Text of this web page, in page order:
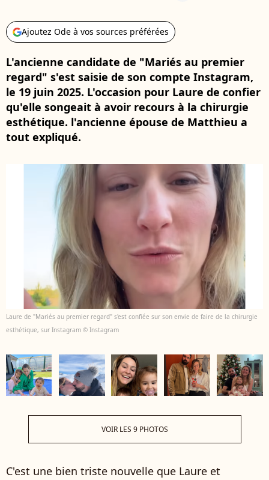
Ajoutez Ode à vos sources préférées
L'ancienne candidate de "Mariés au premier
regard" s'est saisie de son compte Instagram,
le 19 juin 2025. L'occasion pour Laure de confier
qu'elle songeait à avoir recours à la chirurgie
esthétique. l'ancienne épouse de Matthieu a
tout expliqué.
Laure de "Mariés au premier regard" s'est confiée sur son envie de faire de la chirurgie
esthétique, sur Instagram © Instagram
VOIR LES 9 PHOTOS
C'est une bien triste nouvelle que Laure et